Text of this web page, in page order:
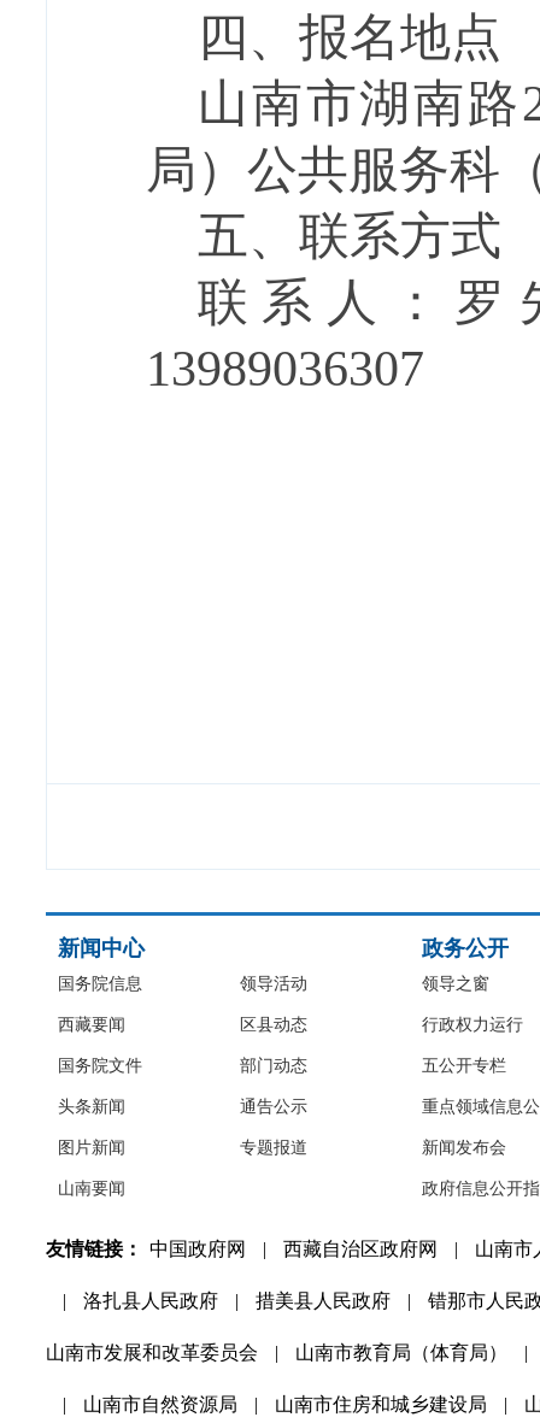
四、报名地点
山南市湖南路
局） 公共服务科
五、联系方式
联系人： 罗
13989036307
新闻中心
国务院信息
西藏要闻
国务院文件
头条新闻
图片新闻
山南要闻
领导活动
区县动态
部门动态
通告公示
专题报道
政务公开
领导之窗
行政权力运行
五公开专栏
重点领域信息
新闻发布会
政府信息公开
友情链接： 中国政府网 | 西藏自治区政府网 | 山南市
| 洛扎县人民政府 | 措美县人民政府 | 错那市人民
山南市发展和改革委员会 | 山南市教育局（体育局） |
| 山南市自然资源局 | 山南市住房和城乡建设局 |